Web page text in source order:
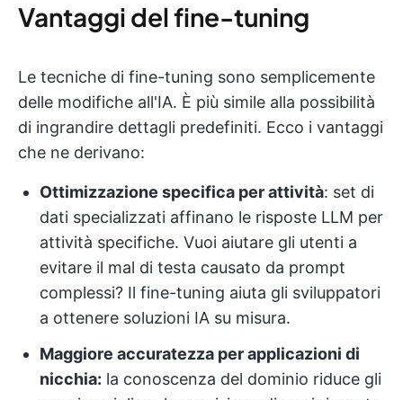
Vantaggi del fine-tuning
Le tecniche di fine-tuning sono semplicemente
delle modifiche all'IA. È più simile alla possibilità
di ingrandire dettagli predefiniti. Ecco i vantaggi
che ne derivano:
Ottimizzazione specifica per attività: set di
dati specializzati affinano le risposte LLM per
attività specifiche. Vuoi aiutare gli utenti a
evitare il mal di testa causato da prompt
complessi? Il fine-tuning aiuta gli sviluppatori
a ottenere soluzioni IA su misura.
Maggiore accuratezza per applicazioni di
nicchia: la conoscenza del dominio riduce gli